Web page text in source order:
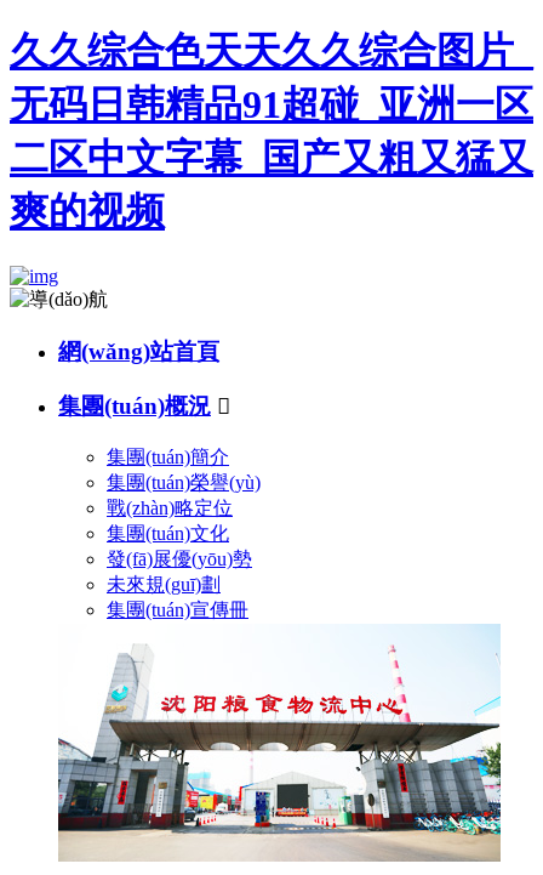
久久综合色天天久久综合图片_
无码日韩精品91超碰_亚洲一区
二区中文字幕_国产又粗又猛又
爽的视频
網(wǎng)站首頁
集團(tuán)概況 
集團(tuán)簡介
集團(tuán)榮譽(yù)
戰(zhàn)略定位
集團(tuán)文化
發(fā)展優(yōu)勢
未來規(guī)劃
集團(tuán)宣傳冊